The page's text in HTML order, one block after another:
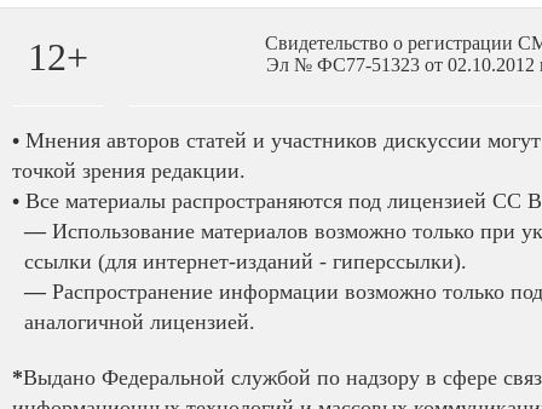
12+
Свидетельство о регистрации
Эл № ФС77-51323 от 02.10.2012
• Мнения авторов статей и участников дискуссии
точкой зрения редакции.
• Все материалы распространяются под лицензией CC
—Использование материалов возможно только при
ссылки (для интернет-изданий - гиперссылки).
—Распространение информации возможно только
аналогичной лицензией.
*Выдано Федеральной службой по надзору в сфере